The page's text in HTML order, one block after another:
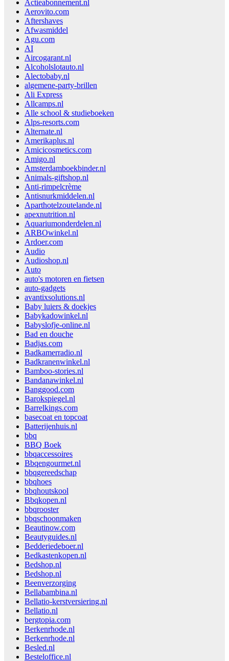
Actieabonnement.nl
Aerovito.com
Aftershaves
Afwasmiddel
Agu.com
AI
Aircogarant.nl
Alcoholslotauto.nl
Alectobaby.nl
algemene-party-brillen
Ali Express
Allcamps.nl
Alle school & studieboeken
Alps-resorts.com
Alternate.nl
Amerikaplus.nl
Amicicosmetics.com
Amigo.nl
Amsterdamboekbinder.nl
Animals-giftshop.nl
Anti-rimpelcrème
Antisnurkmiddelen.nl
Aparthotelzoutelande.nl
apexnutrition.nl
Aquariumonderdelen.nl
ARBOwinkel.nl
Ardoer.com
Audio
Audioshop.nl
Auto
auto's motoren en fietsen
auto-gadgets
avantixsolutions.nl
Baby luiers & doekjes
Babykadowinkel.nl
Babyslofje-online.nl
Bad en douche
Badjas.com
Badkamerradio.nl
Badkranenwinkel.nl
Bamboo-stories.nl
Bandanawinkel.nl
Banggood.com
Barokspiegel.nl
Barrelkings.com
basecoat en topcoat
Batterijenhuis.nl
bbq
BBQ Boek
bbqaccessoires
Bbqengourmet.nl
bbqgereedschap
bbqhoes
bbqhoutskool
Bbqkopen.nl
bbqrooster
bbqschoonmaken
Beautinow.com
Beautyguides.nl
Bedderiedeboer.nl
Bedkastenkopen.nl
Bedshop.nl
Bedshop.nl
Beenverzorging
Bellabambina.nl
Bellatio-kerstversiering.nl
Bellatio.nl
bergtopia.com
Berkenrhode.nl
Berkenrhode.nl
Besled.nl
Besteloffice.nl